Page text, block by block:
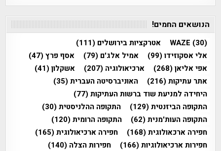
הנושאים החמים!
WAZE (30) אטרקציות בירושלים (111)
אלי אסקוזידו(99) אמיל אלג'ם (79) אסף פרץ(47)
אפי אליאן(268) ארכיאולוגיה (207) אשקלון(41)
אתר עתיקות(216) האוניברסיטה העברית(35)
היחידה למניעת שוד ברשות העתיקות(77)
התקופה הביזנטית(129) התקופה ההלניסטית(30)
התקופה העות'מנית(62) התקופה הרומית(120)
חפירה ארכאולוגית(168) חפירה ארכיאולוגית(165)
חפירות ארכיאולוגיות(166) חפירות הצלה (140)